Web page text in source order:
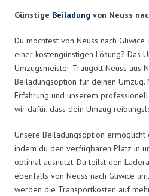
Günstige Beiladung von Neuss
Du möchtest von Neuss nach Gliwice
einer kostengünstigen Lösung? Das
Umzugsmeister Traugott Neuss aus
Beiladungsoption für deinen Umzug.
Erfahrung und unserem
wir dafür, dass dein Umzug
Unsere Beiladungsoption ermöglicht
indem du den verfügbaren Platz in
optimal ausnutzt. Du teilst den
ebenfalls von Neuss nach Gliwice
werden die Transportkosten auf